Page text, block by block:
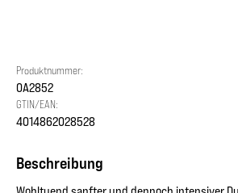
Produktnummer:
OA2852
GTIN/EAN:
4014862028528
Beschreibung